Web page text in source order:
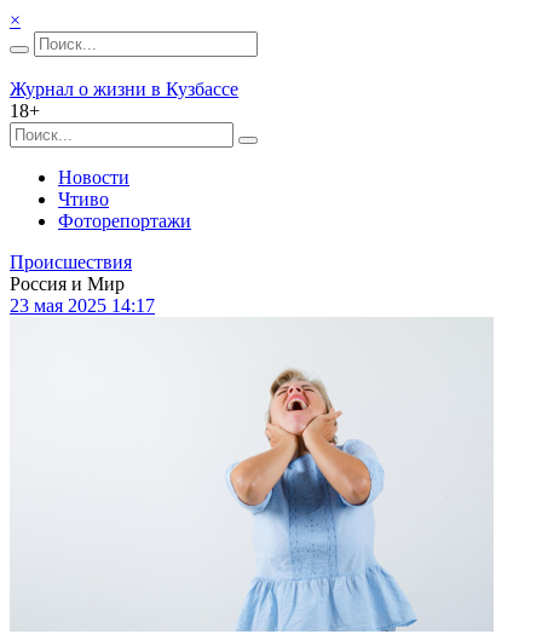
×
Журнал о жизни в Кузбассе
18+
Новости
Чтиво
Фоторепортажи
Происшествия
Россия и Мир
23 мая 2025 14:17